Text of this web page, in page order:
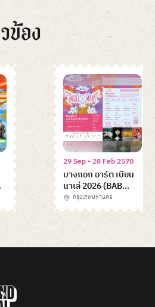
ข้อง
29 Sep - 28 Feb 2570
บางกอก อาร์ต เบียน
นาเล่ 2026 (BAB
2026)
กรุงเทพมหานคร